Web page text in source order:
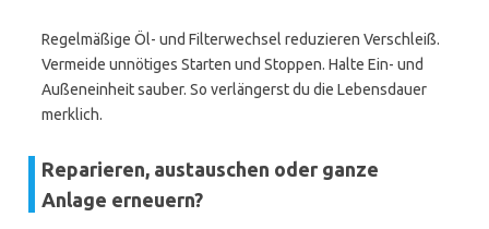
Regelmäßige Öl- und Filterwechsel reduzieren Verschleiß.
Vermeide unnötiges Starten und Stoppen. Halte Ein- und
Außeneinheit sauber. So verlängerst du die Lebensdauer
merklich.
Reparieren, austauschen oder ganze
Anlage erneuern?